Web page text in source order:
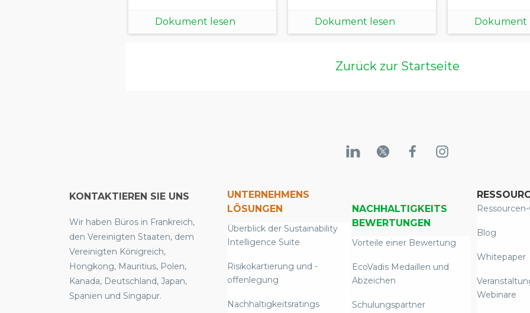
Dokument lesen Dokument lesen Dokument
Zurück zur Startseite
KONTAKTIEREN SIE UNS
Wir haben Büros in Frankreich,
den Vereinigten Staaten, dem
Vereinigten Königreich,
Hongkong, Mauritius, Polen,
Kanada, Deutschland, Japan,
Spanien und Singapur.
UNTERNEHMENS
LÖSUNGEN
Überblick der Sustainability
Intelligence Suite
Risikokartierung und -
offenlegung
Nachhaltigkeitsratings
NACHHALTIGKEITS
BEWERTUNGEN
Vorteile einer Bewertung
EcoVadis Medaillen und
Abzeichen
Schulungspartner
Blog
Whitepaper
Webinare